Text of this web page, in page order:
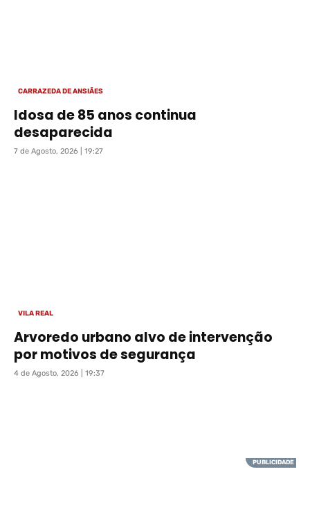
CARRAZEDA DE ANSIÃES
Idosa de 85 anos continua
desaparecida
7 de Agosto, 2026 | 19:27
VILA REAL
Arvoredo urbano alvo de intervenção
por motivos de segurança
4 de Agosto, 2026 | 19:37